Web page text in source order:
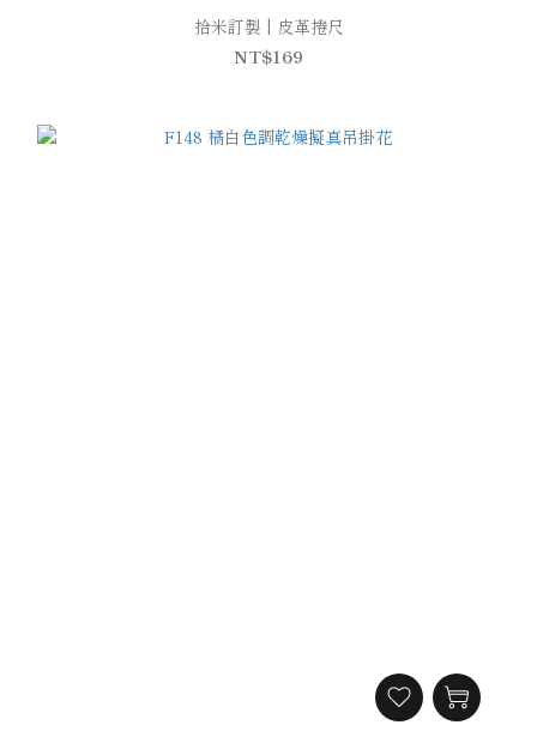
拾米訂製 | 皮革捲尺
NT$169